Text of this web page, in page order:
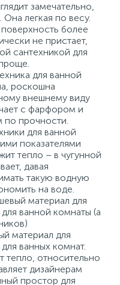
замечательно,
легкая по весу.
более
не пристает,
сантехникой для
для ванной
роскошна
внешнему виду
с фарфором и
по прочности.
для ванной
показателями
тепло – в чугунной
давая
такую водную
на воде.
материал для
ванной комнаты (а
материал для
ванных комнат.
тепло, относительно
дизайнерам
простор для
протечки воды